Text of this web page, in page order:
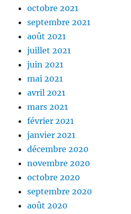
octobre 2021
septembre 2021
août 2021
juillet 2021
juin 2021
mai 2021
avril 2021
mars 2021
février 2021
janvier 2021
décembre 2020
novembre 2020
octobre 2020
septembre 2020
août 2020